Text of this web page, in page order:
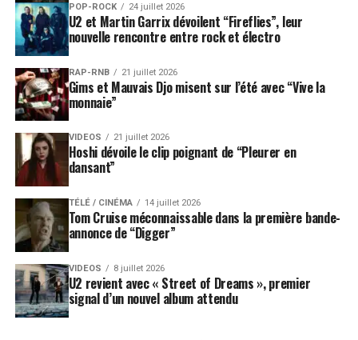
POP-ROCK 24 juillet 2026
U2 et Martin Garrix dévoilent “Fireflies”, leur
nouvelle rencontre entre rock et électro
RAP-RNB 21 juillet 2026
Gims et Mauvais Djo misent sur l’été avec “Vive la
monnaie”
VIDEOS 21 juillet 2026
Hoshi dévoile le clip poignant de “Pleurer en
dansant”
TÉLÉ / CINÉMA 14 juillet 2026
Tom Cruise méconnaissable dans la première bande-
annonce de “Digger”
VIDEOS 8 juillet 2026
U2 revient avec « Street of Dreams », premier
signal d’un nouvel album attendu